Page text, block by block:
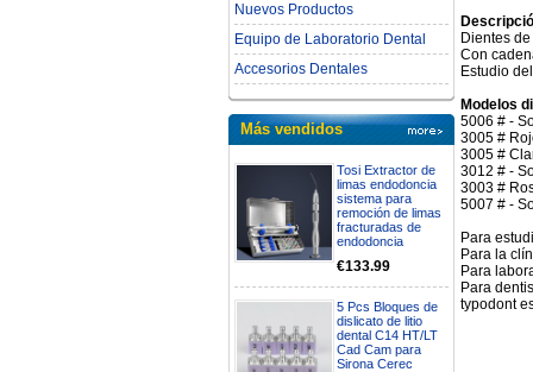
Nuevos Productos
Equipo de Laboratorio Dental
Accesorios Dentales
Más vendidos
Tosi Extractor de
limas endodoncia
sistema para
remoción de limas
fracturadas de
endodoncia
€133.99
5 Pcs Bloques de
dislicato de litio
dental C14 HT/LT
Cad Cam para
Sirona Cerec
Dientes
Con
Estudio
Modelos
5006 # -
3005 #
3005 #
3012 # -
3003 #
5007 # -
Para
Para la
Para
Para
typodont